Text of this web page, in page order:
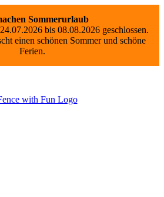
Sommerurlaub
bis 08.08.2026 geschlossen.
einen schönen Sommer und schöne
Ferien.